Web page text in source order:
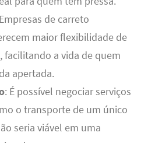
de carreto
maior flexibilidade de
facilitando a vida de quem
apertada.
: É possível negociar serviços
o transporte de um único
seria viável em uma